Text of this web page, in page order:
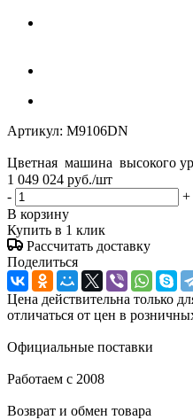
Артикул: M9106DN
Цветная машина высокого
1 049 024 руб./шт
-
+
В корзину
Купить в 1 клик
Рассчитать доставку
Поделиться
Цена действительна только
отличаться от цен в
Официальные поставки
Работаем с 2008
Возврат и обмен товара